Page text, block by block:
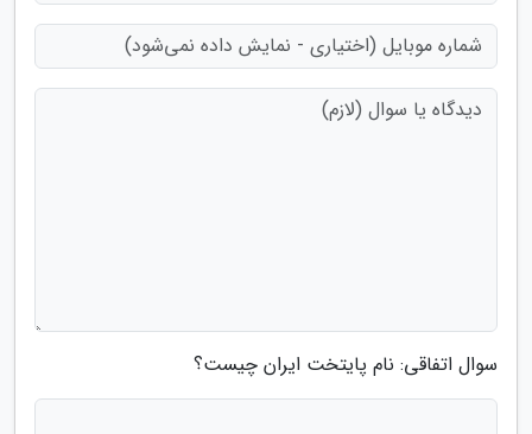
سوال اتفاقی: نام پایتخت ایران چیست؟